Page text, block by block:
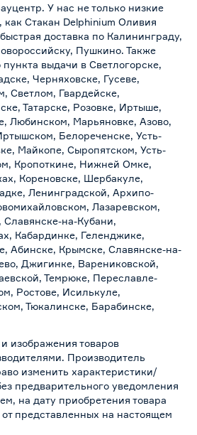
У нас не только низкие
как Стакан Delphinium Оливия
доставка по Калининграду,
Пушкино. Также
выдачи в Светлогорске,
Черняховске, Гусеве,
Светлом, Гвардейске,
Татарске, Розовке, Иртыше,
Любинском, Марьяновке, Азово,
Белореченске, Усть-
Майкопе, Сыропятском, Усть-
Кропоткине, Нижней Омке,
Кореновске, Шербакуле,
Ленинградской, Архипо-
Лазаревском,
на-Кубани,
Кабардинке, Геленджике,
Абинске, Крымске, Славянске-на-
Джигинке, Варениковской,
Темрюке, Переславле-
Ростове, Исилькуле,
Тюкалинске, Барабинске,
изображения товаров
Производитель
изменить характеристики/
предварительного уведомления
на дату приобретения товара
от представленных на настоящем